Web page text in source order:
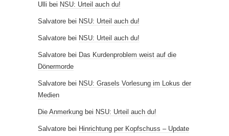
Ulli bei NSU: Urteil auch du!
Salvatore bei NSU: Urteil auch du!
Salvatore bei NSU: Urteil auch du!
Salvatore bei Das Kurdenproblem weist auf die
Dönermorde
Salvatore bei NSU: Grasels Vorlesung im Lokus der
Medien
Die Anmerkung bei NSU: Urteil auch du!
Salvatore bei Hinrichtung per Kopfschuss – Update